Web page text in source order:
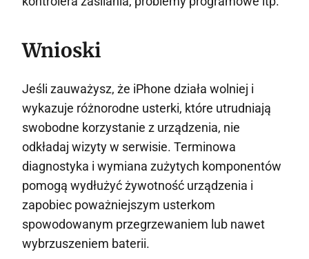
Wnioski
Jeśli zauważysz, że iPhone działa wolniej i
wykazuje różnorodne usterki, które utrudniają
swobodne korzystanie z urządzenia, nie
odkładaj wizyty w serwisie. Terminowa
diagnostyka i wymiana zużytych komponentów
pomogą wydłużyć żywotność urządzenia i
zapobiec poważniejszym usterkom
spowodowanym przegrzewaniem lub nawet
wybrzuszeniem baterii.